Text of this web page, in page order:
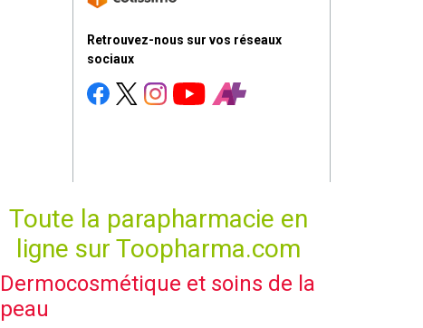
Retrouvez-nous sur vos réseaux
sociaux
Toute la parapharmacie en
ligne sur Toopharma.com
Dermocosmétique et soins de la
peau